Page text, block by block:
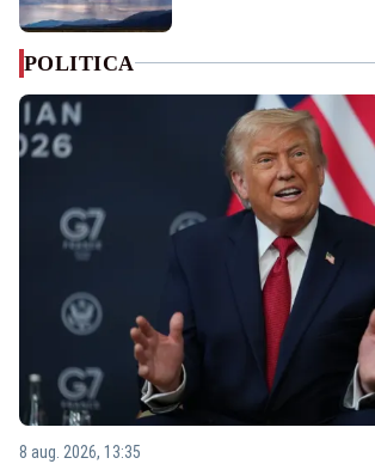
POLITICA
8 aug. 2026, 13:35